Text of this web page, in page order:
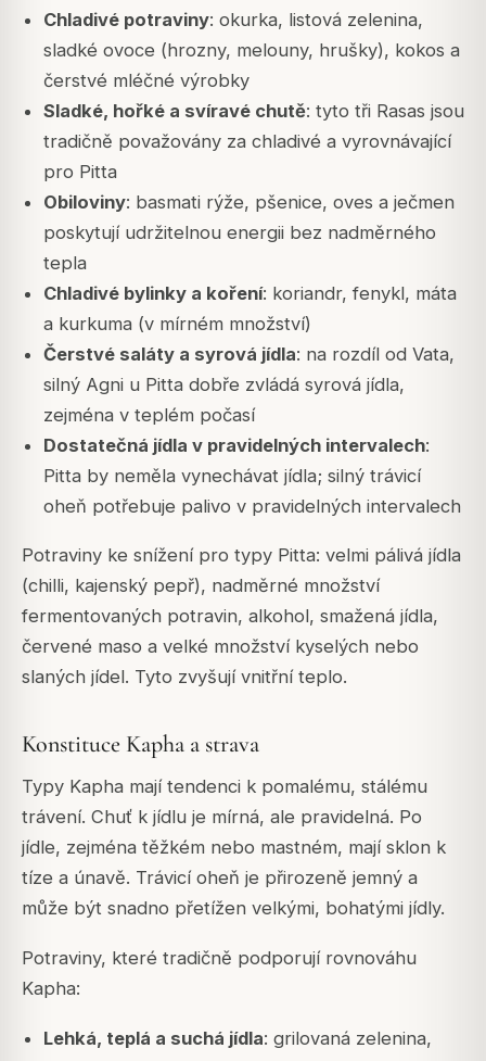
Chladivé potraviny: okurka, listová zelenina,
sladké ovoce (hrozny, melouny, hrušky), kokos a
čerstvé mléčné výrobky
Sladké, hořké a svíravé chutě: tyto tři Rasas jsou
tradičně považovány za chladivé a vyrovnávající
pro Pitta
Obiloviny: basmati rýže, pšenice, oves a ječmen
poskytují udržitelnou energii bez nadměrného
tepla
Chladivé bylinky a koření: koriandr, fenykl, máta
a kurkuma (v mírném množství)
Čerstvé saláty a syrová jídla: na rozdíl od Vata,
silný Agni u Pitta dobře zvládá syrová jídla,
zejména v teplém počasí
Dostatečná jídla v pravidelných intervalech:
Pitta by neměla vynechávat jídla; silný trávicí
oheň potřebuje palivo v pravidelných intervalech
Potraviny ke snížení pro typy Pitta: velmi pálivá jídla
(chilli, kajenský pepř), nadměrné množství
fermentovaných potravin, alkohol, smažená jídla,
červené maso a velké množství kyselých nebo
slaných jídel. Tyto zvyšují vnitřní teplo.
Konstituce Kapha a strava
Typy Kapha mají tendenci k pomalému, stálému
trávení. Chuť k jídlu je mírná, ale pravidelná. Po
jídle, zejména těžkém nebo mastném, mají sklon k
tíze a únavě. Trávicí oheň je přirozeně jemný a
může být snadno přetížen velkými, bohatými jídly.
Potraviny, které tradičně podporují rovnováhu
Kapha:
Lehká, teplá a suchá jídla: grilovaná zelenina,